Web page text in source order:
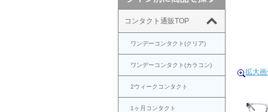
コンタクト通販TOP
ワンデーコンタクト(クリア)
ワンデーコンタクト(カラコン)
2ウィークコンタクト
1ヶ月コンタクト
拡大